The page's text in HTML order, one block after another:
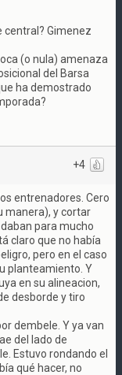
central? Gimenez
(o nula) amenaza
del Barsa
ha demostrado
+4
entrenadores. Cero
manera), y cortar
para mucho
claro que no había
pero en el caso
planteamiento. Y
en su alineacion,
desborde y tiro
dembele. Y ya van
del lado de
Estuvo rondando el
qué hacer, no